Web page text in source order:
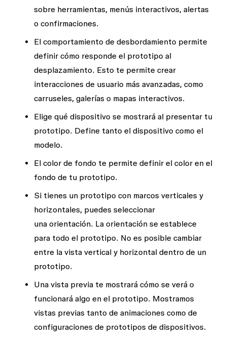
sobre herramientas, menús interactivos, alertas
o confirmaciones.
El comportamiento de desbordamiento permite
definir cómo responde el prototipo al
desplazamiento. Esto te permite crear
interacciones de usuario más avanzadas, como
carruseles, galerías o mapas interactivos.
Elige qué dispositivo se mostrará al presentar tu
prototipo. Define tanto el dispositivo como el
modelo.
El color de fondo te permite definir el color en el
fondo de tu prototipo.
Si tienes un prototipo con marcos verticales y
horizontales, puedes seleccionar
una orientación. La orientación se establece
para todo el prototipo. No es posible cambiar
entre la vista vertical y horizontal dentro de un
prototipo.
Una vista previate mostrará cómo se verá o
funcionará algo en el prototipo. Mostramos
vistas previas tanto de animacionescomo de
configuraciones de prototipos de dispositivos.